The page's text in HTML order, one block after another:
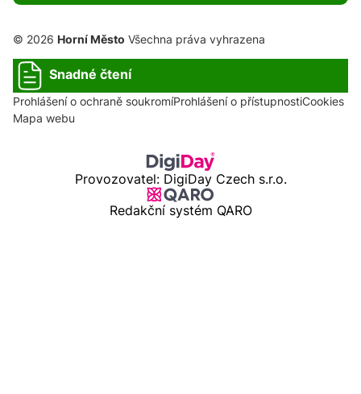
© 2026 Horní Město Všechna práva vyhrazena
Snadné čtení
Prohlášení o ochraně soukromíProhlášení o přístupnostiCookies
Mapa webu
Provozovatel: DigiDay Czech s.r.o.
Redakční systém QARO